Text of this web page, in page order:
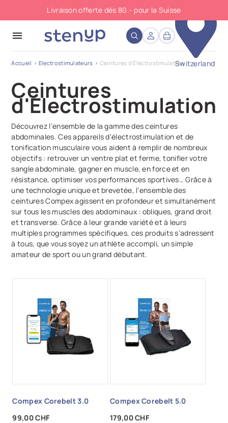
Livraison offerte dès 80.- pour la Suisse
menu
Switzerland
Accueil Electrostimulateurs Ceintures d'Électrostimulation
Ceintures
d'Électrostimulation
Découvrez l’ensemble de la gamme des ceintures
abdominales. Ces appareils d'électrostimulation et de
tonification musculaire vous aident à remplir de nombreux
objectifs : retrouver un ventre plat et ferme, tonifier votre
sangle abdominale, gagner en muscle, en force et en
résistance, optimiser vos performances sportives… Grâce à
une technologie unique et brevetée, l’ensemble des
ceintures Compex agissent en profondeur et simultanément
sur tous les muscles des abdominaux : obliques, grand droit
et transverse. Grâce à leur grande variété et à leurs
multiples programmes spécifiques, ces produits s’adressent
à tous, que vous soyez un athlète accompli, un simple
amateur de sport ou un grand débutant.
Compex Corebelt 3.0
Prix
99,00 CHF
Compex Corebelt 5.0
Prix
179,00 CHF
close